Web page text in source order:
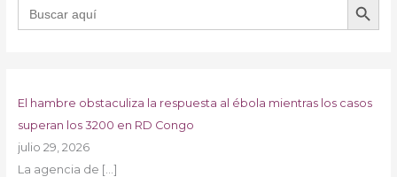
El hambre obstaculiza la respuesta al ébola mientras los casos
superan los 3200 en RD Congo
julio 29, 2026
La agencia de […]